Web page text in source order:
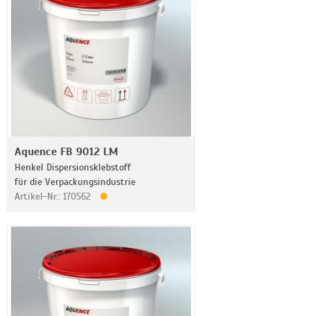
Aquence FB 9012 LM
Henkel Dispersionsklebstoff
für die Verpackungsindustrie
Artikel-Nr.: 170562